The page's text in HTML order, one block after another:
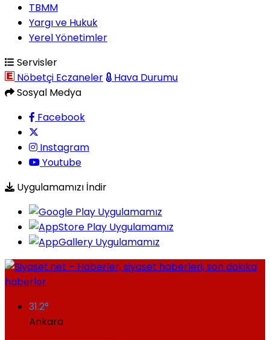
TBMM
Yargı ve Hukuk
Yerel Yönetimler
Servisler
Nöbetçi Eczaneler
Hava Durumu
Sosyal Medya
Facebook
Instagram
Youtube
Uygulamamızı İndir
31.2°
Ankara